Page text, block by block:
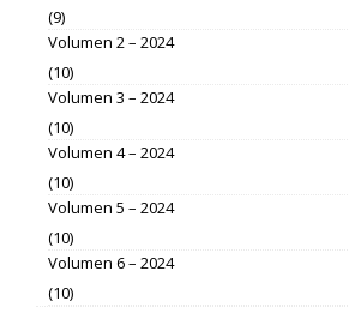
(9)
Volumen 2 – 2024
(10)
Volumen 3 – 2024
(10)
Volumen 4 – 2024
(10)
Volumen 5 – 2024
(10)
Volumen 6 – 2024
(10)